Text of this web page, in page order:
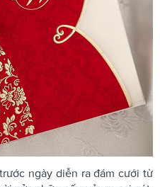
ngày diễn ra đám cưới từ